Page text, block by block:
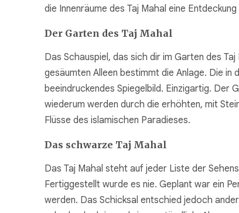
die Innenräume des Taj Mahal eine
Der Garten des Taj Mahal
Das Schauspiel, das sich dir im Garten des
gesäumten Alleen bestimmt die Anlage. Die
beeindruckendes Spiegelbild. Einzigartig. Der
wiederum werden durch die erhöhten, mit
Flüsse des islamischen Paradieses.
Das schwarze Taj Mahal
Das Taj Mahal steht auf jeder Liste der
Fertiggestellt wurde es nie. Geplant war ein
werden. Das Schicksal entschied jedoch